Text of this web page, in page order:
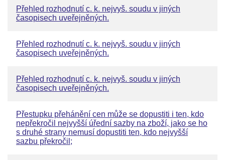
Přehled rozhodnutí c. k. nejvyš. soudu v jiných
časopisech uveřejněných.
Přehled rozhodnutí c. k. nejvyš. soudu v jiných
časopisech uveřejněných.
Přehled rozhodnutí c. k. nejvyš. soudu v jiných
časopisech uveřejněných.
Přestupku přehánění cen může se dopustiti i ten, kdo
nepřekročil nejvyšší úřední sazby na zboží, jako se ho
s druhé strany nemusí dopustiti ten, kdo nejvyšší
sazbu překročil;